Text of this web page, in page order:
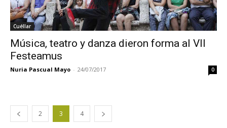
Cuéllar
Música, teatro y danza dieron forma al VII
Festeamus
Nuria Pascual Mayo - 24/07/2017 0
2 3 4